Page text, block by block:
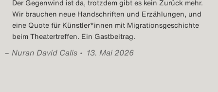
Der Gegenwind ist da, trotzdem gibt es kein Zurück mehr.
Wir brauchen neue Handschriften und Erzählungen, und
eine Quote für Künstler*innen mit Migrationsgeschichte
beim Theatertreffen. Ein Gastbeitrag.
– Nuran David Calis • 13. Mai 2026